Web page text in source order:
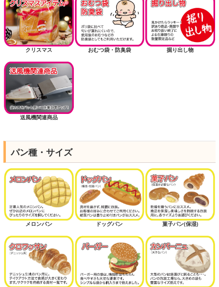
クリスマス おむつ袋・防臭袋 掘り出し物
送風機関連商品
パン種・サイズ
メロンパン ドッグパン 菓子パン(保湿)